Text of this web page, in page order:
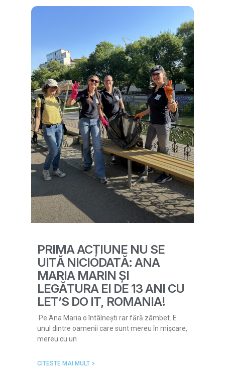
PRIMA ACȚIUNE NU SE
UITĂ NICIODATĂ: ANA
MARIA MARIN ȘI
LEGĂTURA EI DE 13 ANI CU
LET’S DO IT, ROMANIA!
Pe Ana Maria o întâlnești rar fără zâmbet. E
unul dintre oamenii care sunt mereu în mișcare,
mereu cu un
CITESTE MAI MULT >